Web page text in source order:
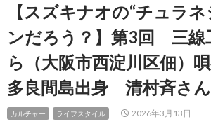
【スズキナオの“チュラ
ンだろう？】第3回 三線
ら（大阪市西淀川区佃）
多良間島出身 清村斉さん
カルチャー ライフスタイル 2026年3月13日